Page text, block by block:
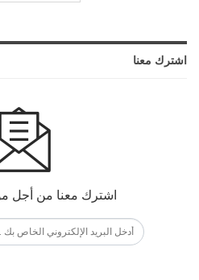
اشترك معنا
اشترك معنا من أجل